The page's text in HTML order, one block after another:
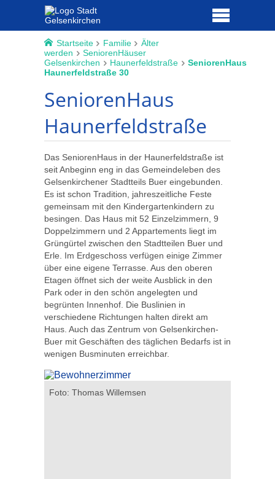
Startseite Familie
Älter
werden
SeniorenHäuser
Gelsenkirchen
Haunerfeldstraße
SeniorenHaus
Haunerfeldstraße 30
SeniorenHaus
Haunerfeldstraße
Das SeniorenHaus in der Haunerfeldstraße ist
seit Anbeginn eng in das Gemeindeleben des
Gelsenkirchener Stadtteils Buer eingebunden.
Es ist schon Tradition, jahreszeitliche Feste
gemeinsam mit den Kindergartenkindern zu
besingen. Das Haus mit 52 Einzelzimmern, 9
Doppelzimmern und 2 Appartements liegt im
Grüngürtel zwischen den Stadtteilen Buer und
Erle. Im Erdgeschoss verfügen einige Zimmer
über eine eigene Terrasse. Aus den oberen
Etagen öffnet sich der weite Ausblick in den
Park oder in den schön angelegten und
begrünten Innenhof. Die Buslinien in
verschiedene Richtungen halten direkt am
Haus. Auch das Zentrum von Gelsenkirchen-
Buer mit Geschäften des täglichen Bedarfs ist in
wenigen Busminuten erreichbar.
Foto: Thomas Willemsen